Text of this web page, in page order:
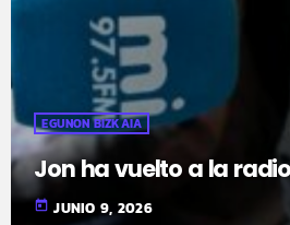
EGUNON BIZKAIA
Jon ha vuelto a la radio
today JUNIO 9, 2026